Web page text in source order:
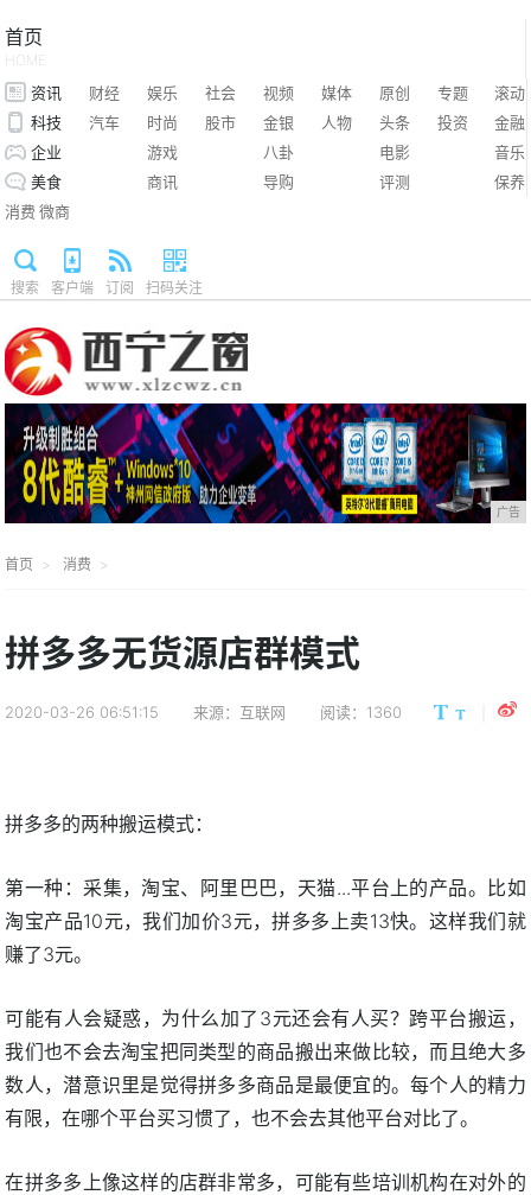
首页
HOME
资讯 财经 娱乐 社会 视频 媒体 原创 专题
滚动
科技
汽车 时尚 股市 金银 人物 头条 投资
金融
企业
游戏 八卦 电影
音乐
美食
商讯 导购 评测
保养
消费 微商
搜索 客户端 订阅 扫码关注
广告
首页 消费
拼多多无货源店群模式
2020-03-26 06:51:15 来源：互联网 阅读：1360
拼多多的两种搬运模式：
第一种：采集，淘宝、阿里巴巴，天猫...平台上的产品。比如
淘宝产品10元，我们加价3元，拼多多上卖13快。这样我们就
赚了3元。
可能有人会疑惑，为什么加了3元还会有人买？跨平台搬运，
我们也不会去淘宝把同类型的商品搬出来做比较，而且绝大多
数人，潜意识里是觉得拼多多商品是最便宜的。每个人的精力
有限，在哪个平台买习惯了，也不会去其他平台对比了。
在拼多多上像这样的店群非常多，可能有些培训机构在对外的